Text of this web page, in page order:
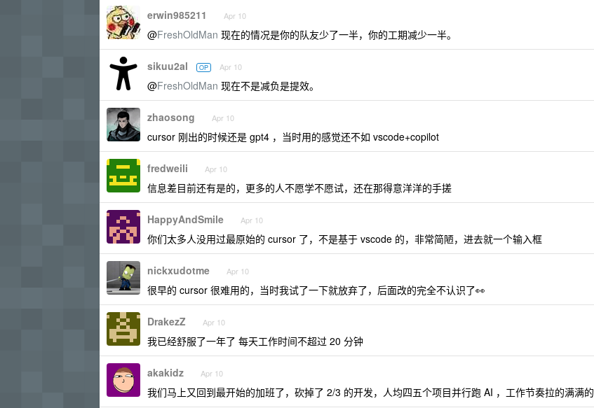
erwin985211 Apr 10
@FreshOldMan 现在的情况是你的队友少了一半，你的工期减少一半。
sikuu2al OP Apr 10
@FreshOldMan 现在不是减负是提效。
zhaosong Apr 10
cursor 刚出的时候还是 gpt4 ，当时用的感觉还不如 vscode+copilot
fredweili Apr 10
信息差目前还有是的，更多的人不愿学不愿试，还在那得意洋洋的手搓
HappyAndSmile Apr 10
你们太多人没用过最原始的 cursor 了，不是基于 vscode 的，非常简陋，进去就一个输入框
nickxudotme Apr 10
很早的 cursor 很难用的，当时我试了一下就放弃了，后面改的完全不认识了👀
DrakezZ Apr 10
我已经舒服了一年了 每天工作时间不超过 20 分钟
akakidz Apr 10
我们马上又回到最开始的加班了，砍掉了 2/3 的开发，人均四五个项目并行跑 AI ，工作节奏拉的满满的